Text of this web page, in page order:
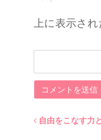
上に表示され
Post
自由をこなす力